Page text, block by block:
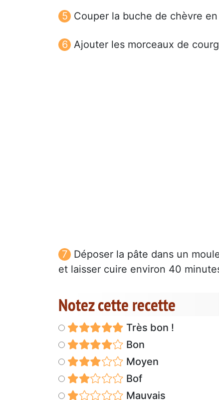
Couper la buche de chèvre
Ajouter les morceaux de
Déposer la pâte dans un
et laisser cuire environ 40
Notez cette recette
Très bon !
Bon
Moyen
Bof
Mauvais